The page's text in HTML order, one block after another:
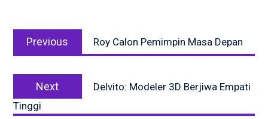
navigation
Previous
post:
Roy Calon Pemimpin Masa Depan
Next
post:
Delvito: Modeler 3D Berjiwa Empati
Tinggi